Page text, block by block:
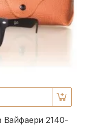
Вайфаери 2140-